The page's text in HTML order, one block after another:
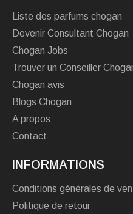
Liste des parfums chogan
Devenir Consultant Chogan
Chogan Jobs
Trouver un Conseiller
Chogan avis
Blogs Chogan
A propos
Contact
INFORMATIONS
Conditions générales de
Politique de retour